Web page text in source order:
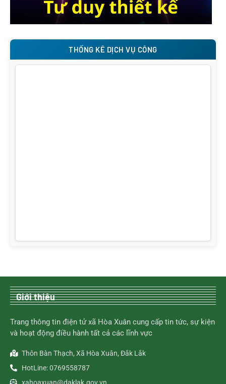
THỐNG KÊ DỊCH VỤ CÔNG
Giới thiệu
Trang thông tin điện tử xã Hòa Xuân cung cấp tin tức, sự kiện
và hoạt động điều hành tất cả các lĩnh vực
Thôn Bàn Thạch, Xã Hòa Xuân, Đắk Lắk
HotLine: 0769558787